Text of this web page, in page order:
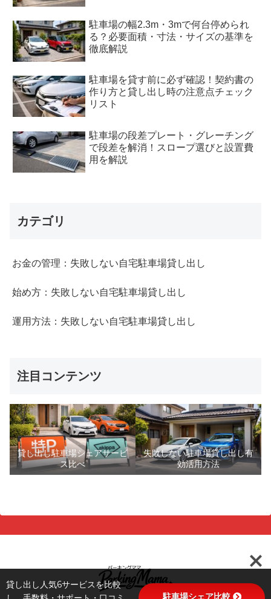
駐車場の幅2.3m・3mで何台停められ
る？必要面積・寸法・サイズの基準を
徹底解説
駐車場を貸す前に必ず確認！契約書の
作り方と貸し出し時の注意点チェック
リスト
駐車場の段差プレート・グレーチング
で段差を解消！スロープ選びと設置費
用を解説
カテゴリ
お金の管理：失敗しない自宅駐車場貸し出し
始め方：失敗しない自宅駐車場貸し出し
運用方法：失敗しない自宅駐車場貸し出し
注目コンテンツ
貸し出し駐車場シェアサービ
ス比べ
失敗しない駐車場貸し出し有
効活用方法
貸し出し人気6サービスを比較
駐車場シェア比較